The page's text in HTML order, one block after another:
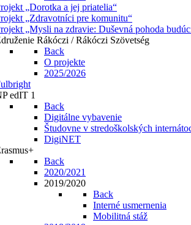
„Dorotka a jej priatelia“
„Zdravotníci pre komunitu“
„Mysli na zdravie: Duševná pohoda
Rákóczi / Rákóczi Szövetség
Back
O projekte
2025/2026
edIT 1
Back
Digitálne vybavenie
Študovne v stredoškolských
DigiNET
Back
2020/2021
2019/2020
Back
Interné usmernenia
Mobilitná stáž